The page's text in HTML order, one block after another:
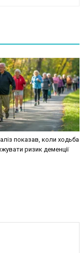
показав, коли ходьба
ризик деменції